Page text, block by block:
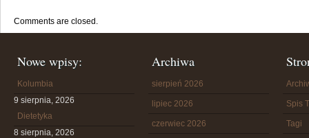
Comments are closed.
Nowe wpisy:
Kolumbia
9 sierpnia, 2026
Dietetyka
8 sierpnia, 2026
Archiwa
sierpień 2026
lipiec 2026
czerwiec 2026
Spis
Tagi